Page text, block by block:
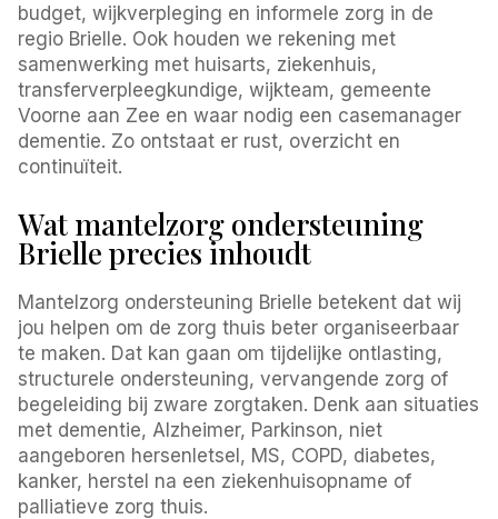
budget, wijkverpleging en informele zorg in de
regio Brielle. Ook houden we rekening met
samenwerking met huisarts, ziekenhuis,
transferverpleegkundige, wijkteam, gemeente
Voorne aan Zee en waar nodig een casemanager
dementie. Zo ontstaat er rust, overzicht en
continuïteit.
Wat mantelzorg ondersteuning
Brielle precies inhoudt
Mantelzorg ondersteuning Brielle betekent dat wij
jou helpen om de zorg thuis beter organiseerbaar
te maken. Dat kan gaan om tijdelijke ontlasting,
structurele ondersteuning, vervangende zorg of
begeleiding bij zware zorgtaken. Denk aan situaties
met dementie, Alzheimer, Parkinson, niet
aangeboren hersenletsel, MS, COPD, diabetes,
kanker, herstel na een ziekenhuisopname of
palliatieve zorg thuis.